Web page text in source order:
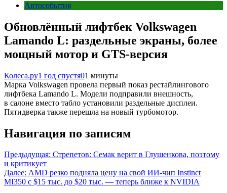
Автособытия
Обновлённый лифтбек Volkswagen
Lamando L: раздельные экраны, более
мощный мотор и GTS-версия
Колеса.ру1 год спустя01 минуты
Марка Volkswagen провела первый показ рестайлингового
лифтбека Lamando L. Модели подправили внешность,
в салоне вместо табло установили раздельные дисплеи.
Пятидверка также перешла на новый турбомотор.
Навигация по записям
Предыдущая: Стрепетов: Семак верит в Глушенкова, поэтому
и критикует
Далее: AMD резко подняла цену на свой ИИ-чип Instinct
MI350 с $15 тыс. до $20 тыс. — теперь ближе к NVIDIA